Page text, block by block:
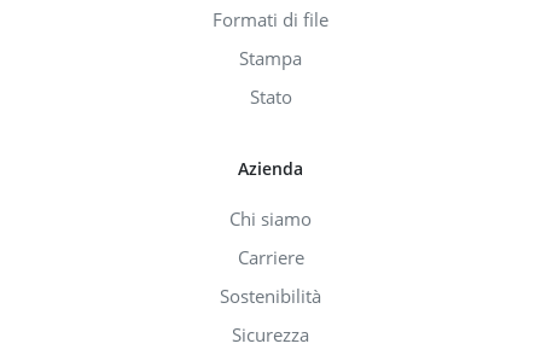
Formati di file
Stampa
Stato
Azienda
Chi siamo
Carriere
Sostenibilità
Sicurezza